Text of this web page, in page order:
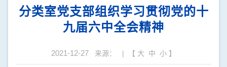
分类室党支部组织学习贯彻党的十
九届六中全会精神
2021-12-27 来源： | 【 大 中 小 】